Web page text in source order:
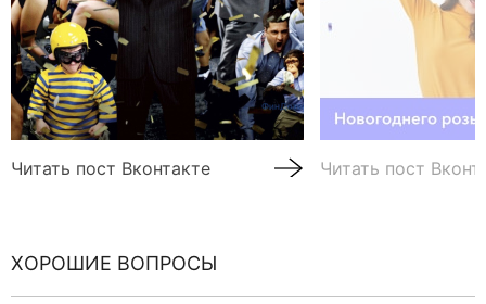
Читать пост Вконтакте Читать пост
ХОРОШИЕ ВОПРОСЫ